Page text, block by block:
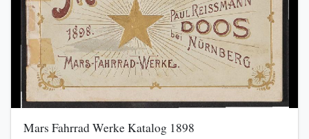
Mars Fahrrad Werke Katalog 1898